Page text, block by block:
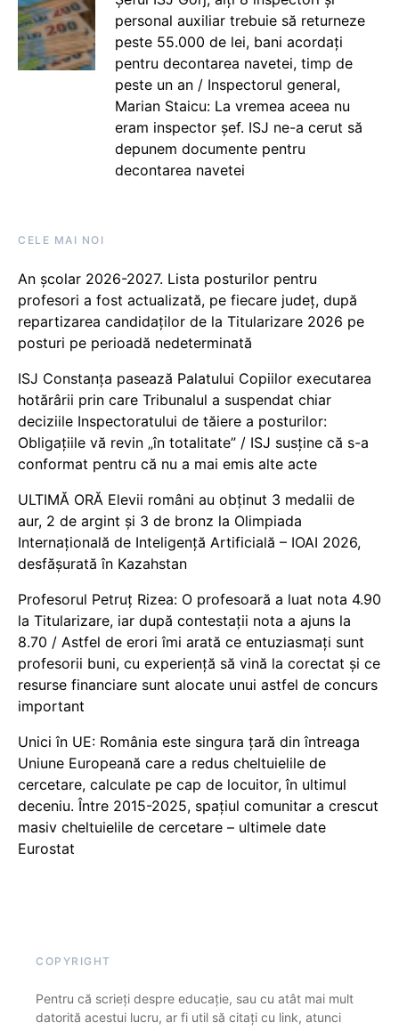
personal auxiliar trebuie să returneze
peste 55.000 de lei, bani acordați
pentru decontarea navetei, timp de
peste un an / Inspectorul general,
Marian Staicu: La vremea aceea nu
eram inspector șef. ISJ ne-a cerut să
depunem documente pentru
decontarea navetei
CELE MAI NOI
An școlar 2026-2027. Lista posturilor pentru
profesori a fost actualizată, pe fiecare județ, după
repartizarea candidaților de la Titularizare 2026 pe
posturi pe perioadă nedeterminată
ISJ Constanța pasează Palatului Copiilor executarea
hotărârii prin care Tribunalul a suspendat chiar
deciziile Inspectoratului de tăiere a posturilor:
Obligațiile vă revin „în totalitate” / ISJ susține că s-a
conformat pentru că nu a mai emis alte acte
ULTIMĂ ORĂ Elevii români au obținut 3 medalii de
aur, 2 de argint și 3 de bronz la Olimpiada
Internațională de Inteligență Artificială – IOAI 2026,
desfășurată în Kazahstan
Profesorul Petruț Rizea: O profesoară a luat nota 4.90
la Titularizare, iar după contestații nota a ajuns la
8.70 / Astfel de erori îmi arată ce entuziasmați sunt
profesorii buni, cu experiență să vină la corectat și ce
resurse financiare sunt alocate unui astfel de concurs
important
Unici în UE: România este singura țară din întreaga
Uniune Europeană care a redus cheltuielile de
cercetare, calculate pe cap de locuitor, în ultimul
deceniu. Între 2015-2025, spațiul comunitar a crescut
masiv cheltuielile de cercetare – ultimele date
Eurostat
COPYRIGHT
Pentru că scrieți despre educație, sau cu atât mai mult
datorită acestui lucru, ar fi util să citați cu link, atunci